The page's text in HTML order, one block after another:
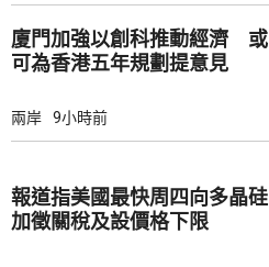
廈門加強以創科推動經濟 或
可為香港五年規劃提意見
兩岸 9小時前
報道指美國最快周四向多晶硅
加徵關稅及設價格下限